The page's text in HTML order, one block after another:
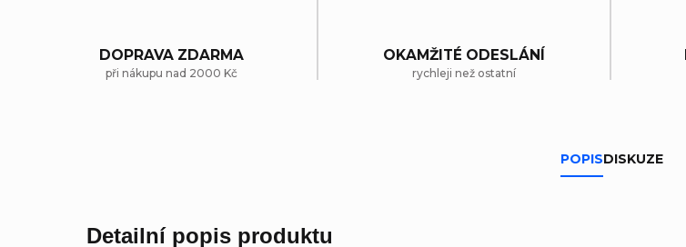
DOPRAVA ZDARMA
při nákupu nad 2000 Kč
OKAMŽITÉ ODESLÁNÍ
rychleji než ostatní
POPISDISKUZE
Detailní popis produktu